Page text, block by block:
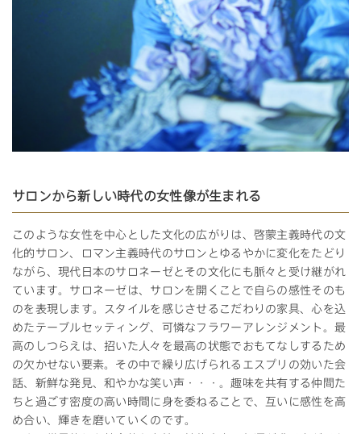
サロンから新しい時代の女性像が生まれる
このような女性を中心とした文化の広がりは、啓蒙主義時代の文
化的サロン、ロマン主義時代のサロンとゆるやかに変化をたどり
ながら、現代日本のサロネーゼとその文化にも脈々と受け継がれ
ています。サロネーゼは、サロンを開くことで自らの感性そのも
のを表現します。スタイルを感じさせるこだわりの家具、心を込
めたテーブルセッティング、可憐なフラワーアレンジメント。最
高のしつらえは、招いた人々を最高の状態でおもてなしするため
の欠かせない要素。その中で繰り広げられるエスプリの効いた会
話、新鮮な発見、和やかな笑い声・・・。趣味を共有する仲間た
ちと過ごす密度の高い時間に身を委ねることで、互いに感性を高
め合い、輝きを磨いていくのです。